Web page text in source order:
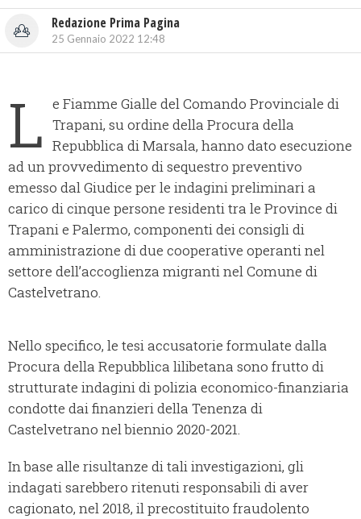
Redazione Prima Pagina
25 Gennaio 2022 12:48
L e Fiamme Gialle del Comando Provinciale di
Trapani, su ordine della Procura della
Repubblica di Marsala, hanno dato esecuzione
ad un provvedimento di sequestro preventivo
emesso dal Giudice per le indagini preliminari a
carico di cinque persone residenti tra le Province di
Trapani e Palermo, componenti dei consigli di
amministrazione di due cooperative operanti nel
settore dell’accoglienza migranti nel Comune di
Castelvetrano.
Nello specifico, le tesi accusatorie formulate dalla
Procura della Repubblica lilibetana sono frutto di
strutturate indagini di polizia economico-finanziaria
condotte dai finanzieri della Tenenza di
Castelvetrano nel biennio 2020-2021.
In base alle risultanze di tali investigazioni, gli
indagati sarebbero ritenuti responsabili di aver
cagionato, nel 2018, il precostituito fraudolento